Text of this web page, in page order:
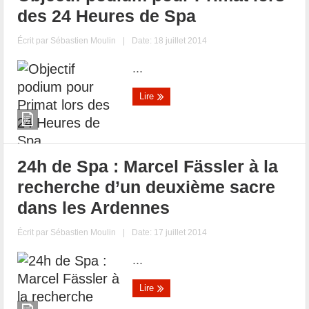
des 24 Heures de Spa
Écrit par Sébastien Moulin | Date: 18 juillet 2014
...
Lire
24h de Spa : Marcel Fässler à la
recherche d’un deuxième sacre
dans les Ardennes
Écrit par Sébastien Moulin | Date: 17 juillet 2014
...
Lire